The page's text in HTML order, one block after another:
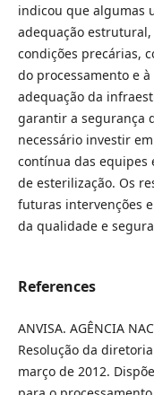
indicou que algumas
adequação
condições precárias,
do processamento e
adequação da
garantir a segurança
necessário investir
contínua das equipes
de esterilização. Os
futuras intervenções
da qualidade e
References
ANVISA. AGÊNCIA
Resolução da
março de 2012.